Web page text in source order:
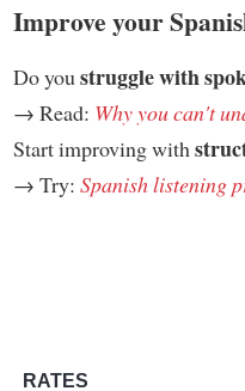
Improve your
Do you struggle with
→ Read: Why you can't
Start improving with
→ Try: Spanish listening
RATES